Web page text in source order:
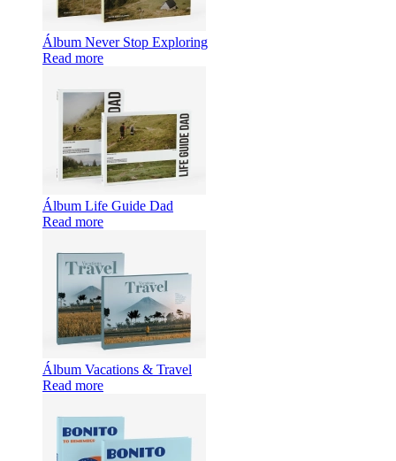
Álbum Never Stop Exploring
Read more
Álbum Life Guide Dad
Read more
Álbum Vacations & Travel
Read more